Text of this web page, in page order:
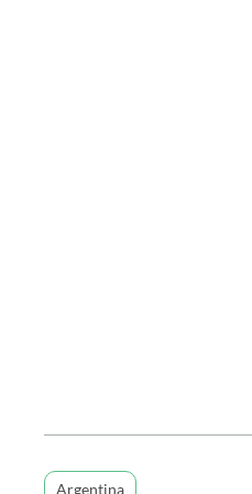
Argentina